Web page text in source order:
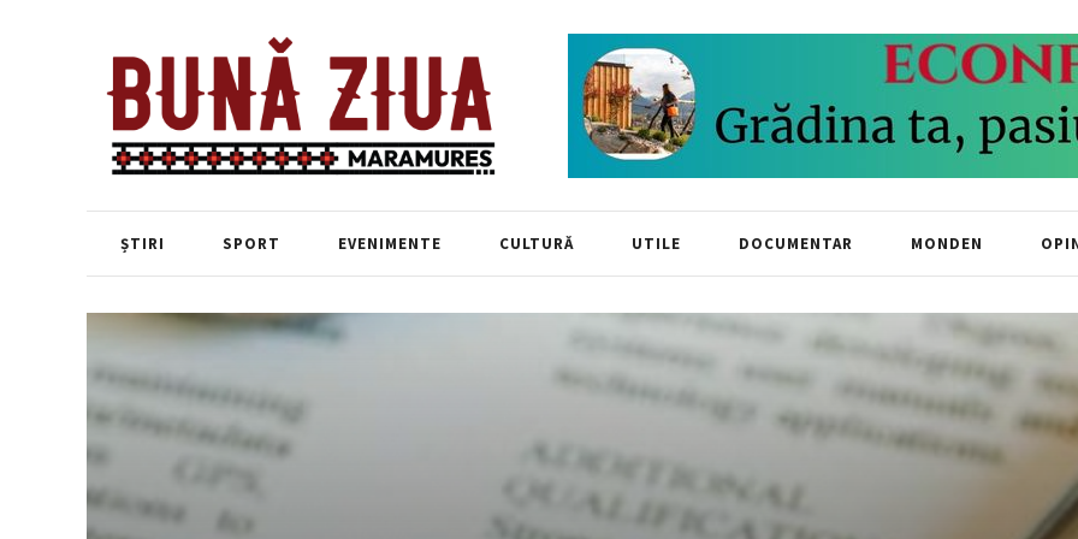
ȘTIRI SPORT EVENIMENTE CULTURĂ UTILE DOCUMENTAR MONDEN